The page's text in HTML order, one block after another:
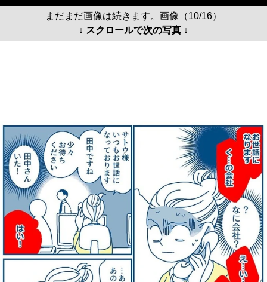
まだまだ画像は続きます。画像（10/16）
↓ スクロールで次の写真 ↓